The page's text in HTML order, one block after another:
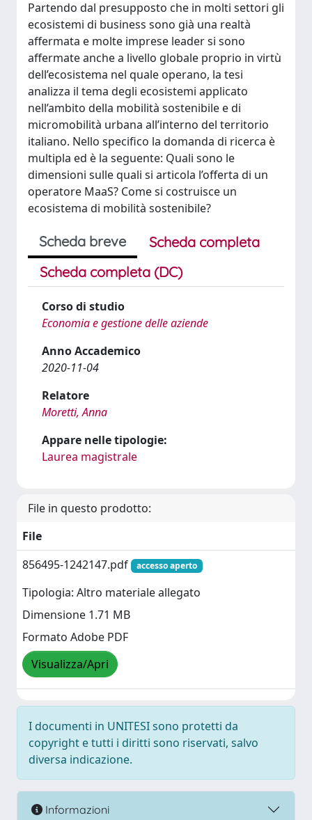
Partendo dal presupposto che in molti settori gli
ecosistemi di business sono già una realtà
affermata e molte imprese leader si sono
affermate anche a livello globale proprio in virtù
dell’ecosistema nel quale operano, la tesi
analizza il tema degli ecosistemi applicato
nell’ambito della mobilità sostenibile e di
micromobilità urbana all’interno del territorio
italiano. Nello specifico la domanda di ricerca è
multipla ed è la seguente: Quali sono le
dimensioni sulle quali si articola l’offerta di un
operatore MaaS? Come si costruisce un
ecosistema di mobilità sostenibile?
Scheda breve
Scheda completa
Scheda completa (DC)
Corso di studio
Economia e gestione delle aziende
Anno Accademico
2020-11-04
Relatore
Moretti, Anna
Appare nelle tipologie:
Laurea magistrale
File in questo prodotto:
File
856495-1242147.pdf
accesso aperto
Tipologia: Altro materiale allegato
Dimensione 1.71 MB
Formato Adobe PDF
Visualizza/Apri
I documenti in UNITESI sono protetti da
copyright e tutti i diritti sono riservati, salvo
diversa indicazione.
Informazioni